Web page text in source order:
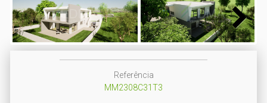
Next
Referência
MM2308C31T3